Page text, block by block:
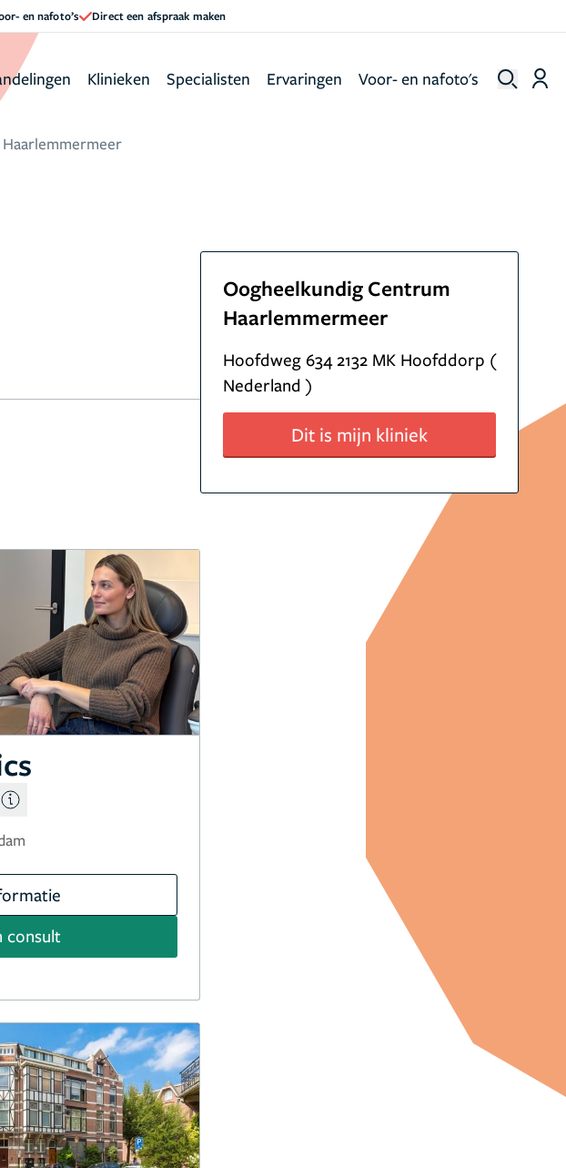
en nafoto’s Direct een afspraak maken
Klinieken Specialisten Ervaringen Voor- en nafoto's
consult
Oogheelkundig Centrum
Haarlemmermeer
Hoofdweg 634 2132 MK Hoofddorp (
Nederland )
Dit is mijn kliniek